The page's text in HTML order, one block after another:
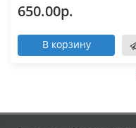
650.00р.
В корзину